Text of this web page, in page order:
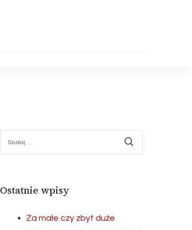
Ostatnie wpisy
Za małe czy zbyt duże